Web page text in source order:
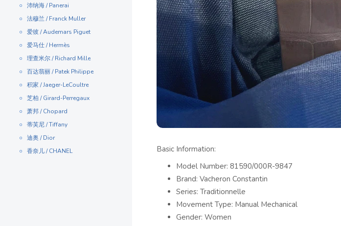
沛纳海 / Panerai
法穆兰 / Franck Muller
爱彼 / Audemars Piguet
爱马仕 / Hermès
理查米尔 / Richard Mille
百达翡丽 / Patek Philippe
积家 / Jaeger-LeCoultre
芝柏 / Girard-Perregaux
萧邦 / Chopard
蒂芙尼 / Tiffany
迪奥 / Dior
香奈儿 / CHANEL
Basic Information:
Model Number: 81590/000R-9847
Brand: Vacheron Constantin
Series: Traditionnelle
Movement Type: Manual Mechanical
Gender: Women